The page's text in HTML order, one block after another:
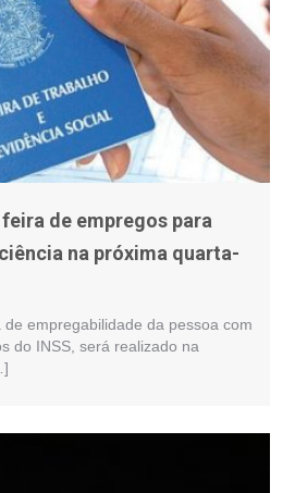
de empregos para
na próxima quarta-
de empregabilidade da pessoa com
do INSS, será realizado na